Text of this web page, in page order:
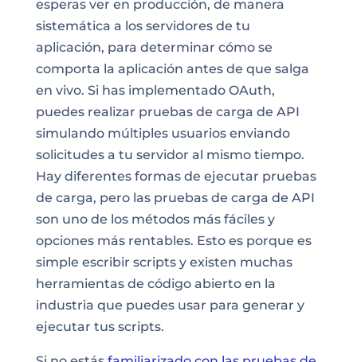
esperas ver en producción, de manera
sistemática a los servidores de tu
aplicación, para determinar cómo se
comporta la aplicación antes de que salga
en vivo. Si has implementado OAuth,
puedes realizar pruebas de carga de API
simulando múltiples usuarios enviando
solicitudes a tu servidor al mismo tiempo.
Hay diferentes formas de ejecutar pruebas
de carga, pero las pruebas de carga de API
son uno de los métodos más fáciles y
opciones más rentables. Esto es porque es
simple escribir scripts y existen muchas
herramientas de código abierto en la
industria que puedes usar para generar y
ejecutar tus scripts.